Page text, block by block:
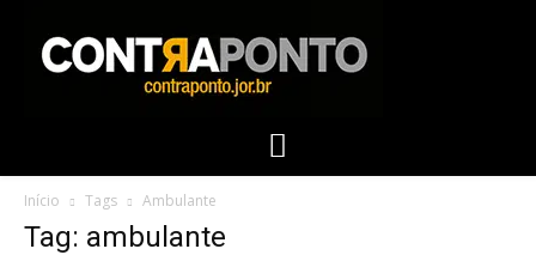
Início Tags Ambulante
Tag: ambulante